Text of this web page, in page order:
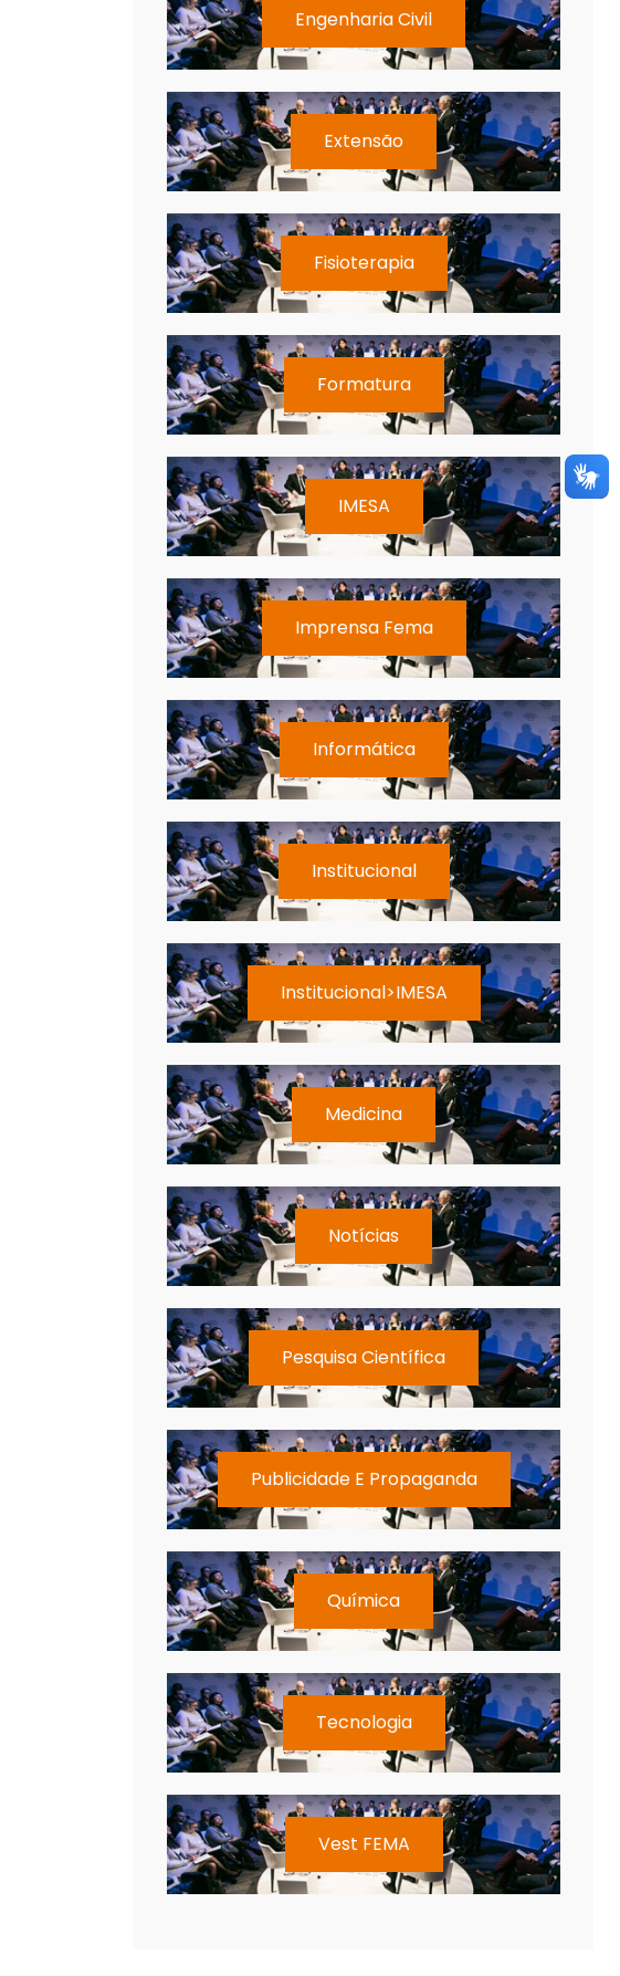
Engenharia Civil
Extensão
Fisioterapia
Formatura
IMESA
Imprensa Fema
Informática
Institucional
Institucional>IMESA
Medicina
Notícias
Pesquisa Científica
Publicidade E Propaganda
Química
Tecnologia
Vest FEMA